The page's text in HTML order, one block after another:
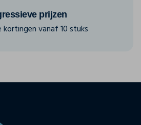
prijzen
kortingen vanaf 10 stuks